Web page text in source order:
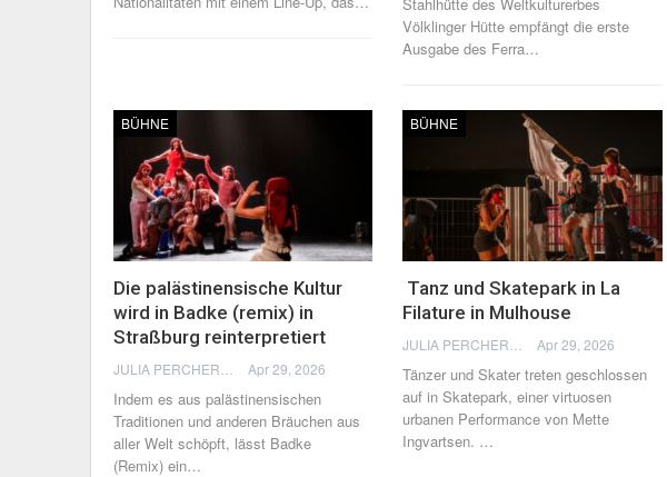
Stahlhütte des Weltkulturerbes
Völklinger Hütte empfängt die erste
Ausgabe des Ferra…
BÜHNE
Die palästinensische Kultur
wird in Badke (remix) in
Straßburg reinterpretiert
Apr 29, 2026
Indem es aus palästinensischen
Traditionen und anderen Bräuchen aus
aller Welt schöpft, lässt Badke
(Remix) ein…
BÜHNE
Tanz und Skatepark in La
Filature in Mulhouse
Apr 29, 2026
Tänzer und Skater treten geschlossen
auf in Skatepark, einer virtuosen
urbanen Performance von Mette
Ingvartsen. …